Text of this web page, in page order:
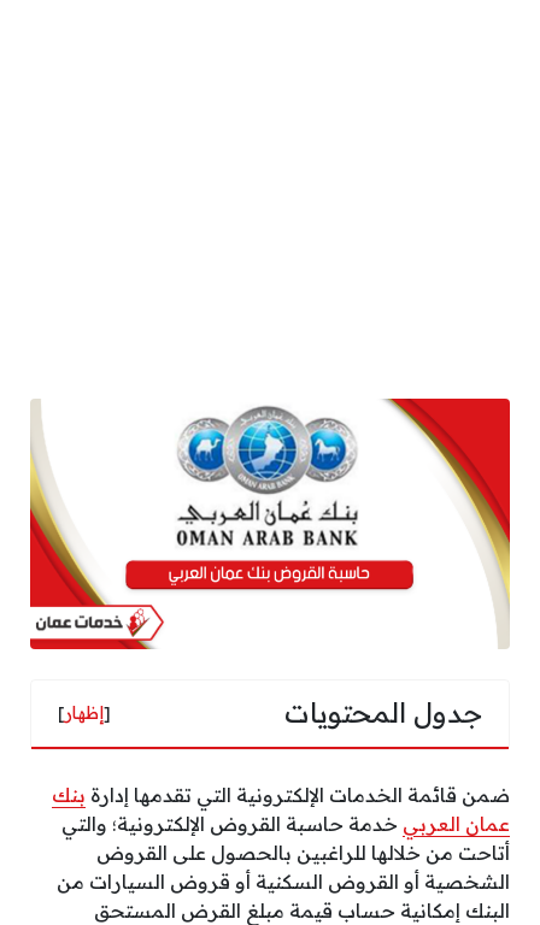
جدول المحتويات [إظهار]
ضمن قائمة الخدمات الإلكترونية التي تقدمها إدارة بنك
عمان العربي خدمة حاسبة القروض الإلكترونية؛ والتي
أتاحت من خلالها للراغبين بالحصول على القروض
الشخصية أو القروض السكنية أو قروض السيارات من
البنك إمكانية حساب قيمة مبلغ القرض المستحق